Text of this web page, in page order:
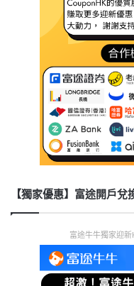
【獨家優惠】富途開戶
富途牛牛獨家迎